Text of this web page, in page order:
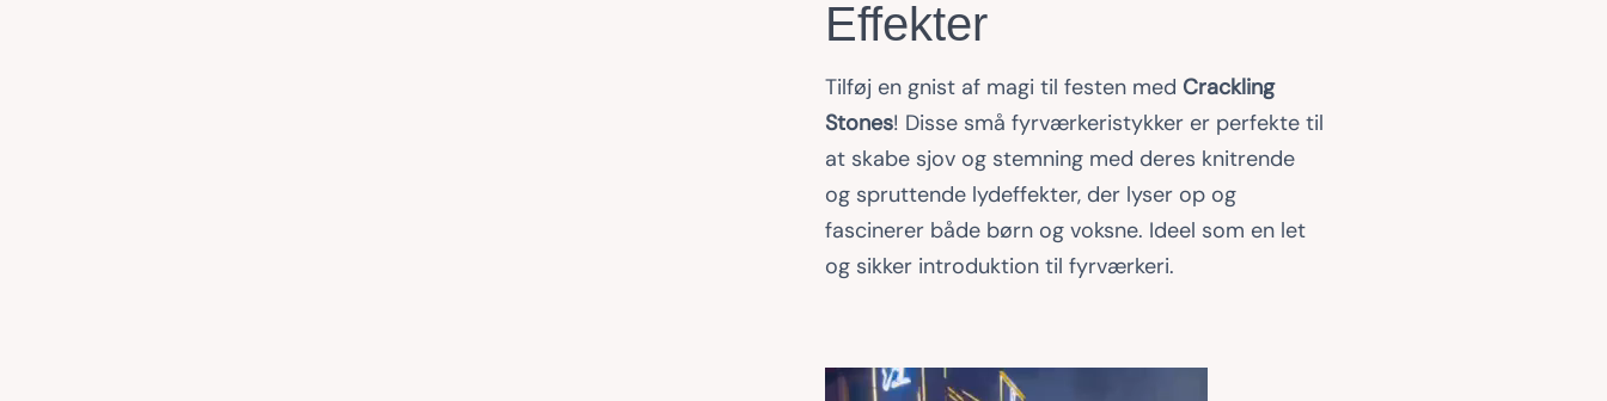
Effekter
Tilføj en gnist af magi til festen med Crackling
Stones! Disse små fyrværkeristykker er perfekte til
at skabe sjov og stemning med deres knitrende
og spruttende lydeffekter, der lyser op og
fascinerer både børn og voksne. Ideel som en let
og sikker introduktion til fyrværkeri.